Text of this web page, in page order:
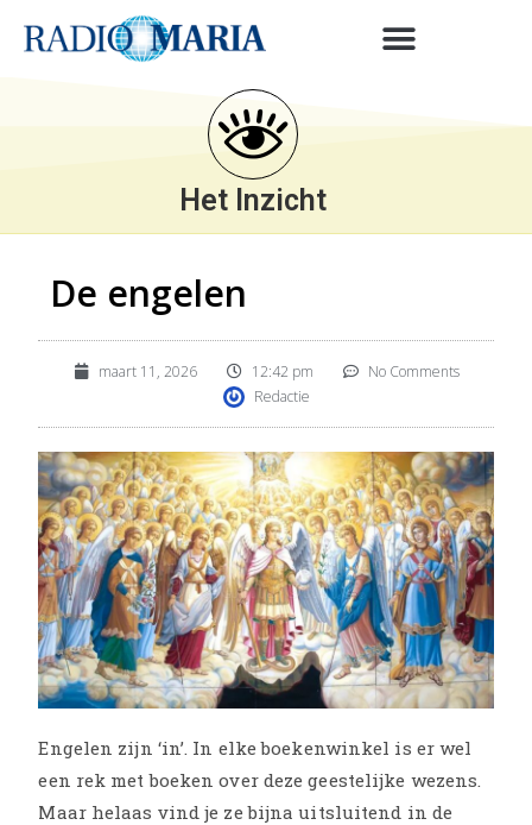
Het Inzicht
De engelen
maart 11, 2026 12:42 pm
No Comments
Redactie
Engelen zijn ‘in’. In elke boekenwinkel is er wel
een rek met boeken over deze geestelijke wezens.
Maar helaas vind je ze bijna uitsluitend in de